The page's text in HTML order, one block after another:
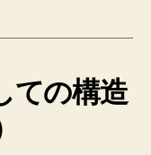
ての構造